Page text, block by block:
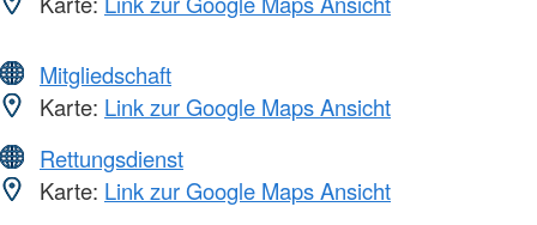
Mitgliedschaft
Karte: Link zur Google Maps Ansicht
Rettungsdienst
Karte: Link zur Google Maps Ansicht